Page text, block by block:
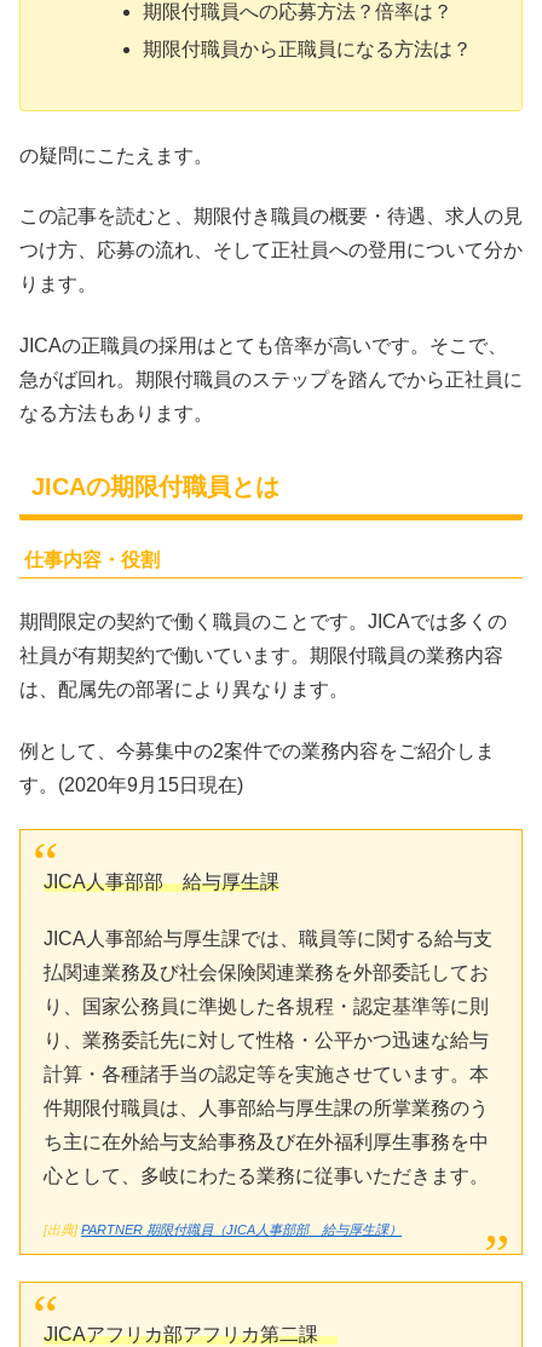
期限付職員への応募方法？倍率は？
期限付職員から正職員になる方法は？
の疑問にこたえます。
この記事を読むと、期限付き職員の概要・待遇、求人の見
つけ方、応募の流れ、そして正社員への登用について分か
ります。
JICAの正職員の採用はとても倍率が高いです。そこで、
急がば回れ。期限付職員のステップを踏んでから正社員に
なる方法もあります。
JICAの期限付職員とは
仕事内容・役割
期間限定の契約で働く職員のことです。JICAでは多くの
社員が有期契約で働いています。期限付職員の業務内容
は、配属先の部署により異なります。
例として、今募集中の2案件での業務内容をご紹介しま
す。(2020年9月15日現在)
JICA人事部部 給与厚生課
JICA人事部給与厚生課では、職員等に関する給与支
払関連業務及び社会保険関連業務を外部委託してお
り、国家公務員に準拠した各規程・認定基準等に則
り、業務委託先に対して性格・公平かつ迅速な給与
計算・各種諸手当の認定等を実施させています。本
件期限付職員は、人事部給与厚生課の所掌業務のう
ち主に在外給与支給事務及び在外福利厚生事務を中
心として、多岐にわたる業務に従事いただきます。
[出典]PARTNER 期限付職員（JICA人事部部 給与厚生課）
JICAアフリカ部アフリカ第二課